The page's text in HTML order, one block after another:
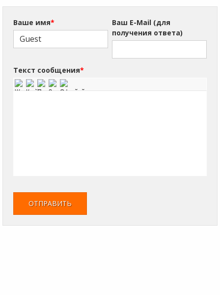
Ваше имя*
Ваш E-Mail (для
получения ответа)
Текст сообщения*